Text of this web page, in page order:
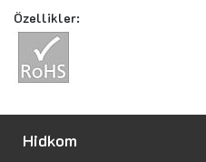
Özellikler:
Hidkom